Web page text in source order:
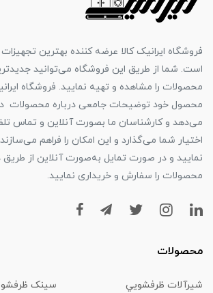
فروشگاه ایرانیک کالا عرضه کننده بهترین
است. شما از طریق این فروشگاه می‌توانید
محصولات را مشاهده و تهیه نمایید. فروشگاه
محصول خود توضیحات جامعی درباره محصولات در
می‌دهد و کارشناسان ما بصورت آنلاین و تماس
اختیار شما می‌گذارد و این امکان را فراهم
نمایید و در صورت تمایل به‌صورت آنلاین از طریق
محصولات را سفارش و خریداری نمایید.
محصولات
شیرآلات ظرفشويي سینک